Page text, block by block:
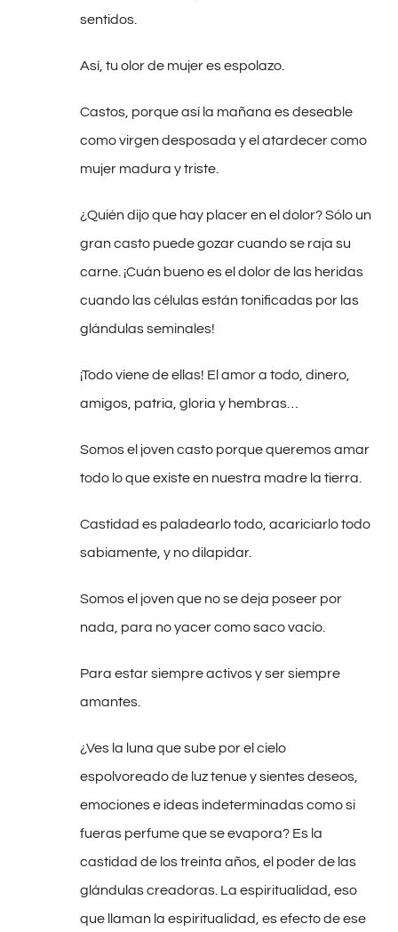
sentidos.
Así, tu olor de mujer es espolazo.
Castos, porque así la mañana es deseable
como virgen desposada y el atardecer como
mujer madura y triste.
¿Quién dijo que hay placer en el dolor? Sólo un
gran casto puede gozar cuando se raja su
carne. ¡Cuán bueno es el dolor de las heridas
cuando las células están tonificadas por las
glándulas seminales!
¡Todo viene de ellas! El amor a todo, dinero,
amigos, patria, gloria y hembras…
Somos el joven casto porque queremos amar
todo lo que existe en nuestra madre la tierra.
Castidad es paladearlo todo, acariciarlo todo
sabiamente, y no dilapidar.
Somos el joven que no se deja poseer por
nada, para no yacer como saco vacío.
Para estar siempre activos y ser siempre
amantes.
¿Ves la luna que sube por el cielo
espolvoreado de luz tenue y sientes deseos,
emociones e ideas indeterminadas como si
fueras perfume que se evapora? Es la
castidad de los treinta años, el poder de las
glándulas creadoras. La espiritualidad, eso
que llaman la espiritualidad, es efecto de ese